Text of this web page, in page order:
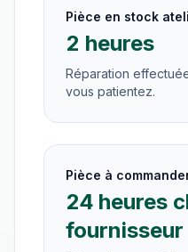
Pièce en stock
2 heures
Réparation
vous patientez.
Pièce à
24 heures
fournisseur